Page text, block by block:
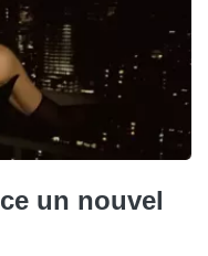
un nouvel